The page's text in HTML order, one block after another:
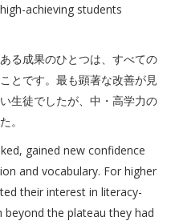
achieving students
る成果のひとつは、すべての
とです。最も顕著な改善が見
生徒でしたが、中・高学力の
。
gained new confidence
and vocabulary. For higher
their interest in literacy-
the plateau they had